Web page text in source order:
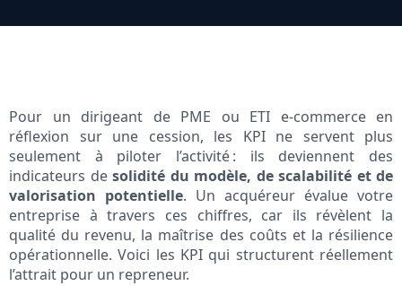
Pour un dirigeant de PME ou ETI e-commerce en
réflexion sur une cession, les KPI ne servent plus
seulement à piloter l’activité : ils deviennent des
indicateurs de solidité du modèle, de scalabilité et de
valorisation potentielle. Un acquéreur évalue votre
entreprise à travers ces chiffres, car ils révèlent la
qualité du revenu, la maîtrise des coûts et la résilience
opérationnelle. Voici les KPI qui structurent réellement
l’attrait pour un repreneur.